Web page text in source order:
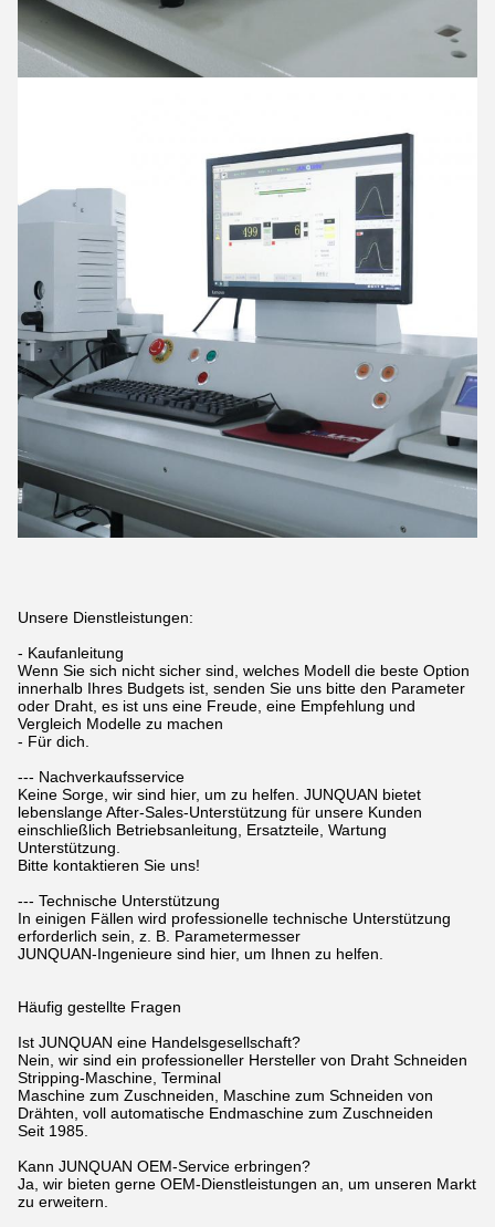
Unsere Dienstleistungen:
- Kaufanleitung
Wenn Sie sich nicht sicher sind, welches Modell die beste Option
innerhalb Ihres Budgets ist, senden Sie uns bitte den Parameter
oder Draht, es ist uns eine Freude, eine Empfehlung und
Vergleich Modelle zu machen
- Für dich.
--- Nachverkaufsservice
Keine Sorge, wir sind hier, um zu helfen. JUNQUAN bietet
lebenslange After-Sales-Unterstützung für unsere Kunden
einschließlich Betriebsanleitung, Ersatzteile, Wartung
Unterstützung.
Bitte kontaktieren Sie uns!
--- Technische Unterstützung
In einigen Fällen wird professionelle technische Unterstützung
erforderlich sein, z. B. Parametermesser
JUNQUAN-Ingenieure sind hier, um Ihnen zu helfen.
Häufig gestellte Fragen
Ist JUNQUAN eine Handelsgesellschaft?
Nein, wir sind ein professioneller Hersteller von Draht Schneiden
Stripping-Maschine, Terminal
Maschine zum Zuschneiden, Maschine zum Schneiden von
Drähten, voll automatische Endmaschine zum Zuschneiden
Seit 1985.
Kann JUNQUAN OEM-Service erbringen?
Ja, wir bieten gerne OEM-Dienstleistungen an, um unseren Markt
zu erweitern.